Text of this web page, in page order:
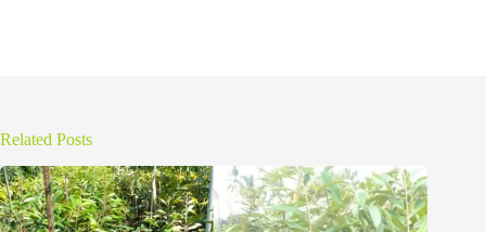
Related Posts